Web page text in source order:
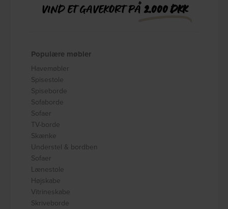
VIND ET GAVEKORT PÅ2.000 DKK
Populære møbler
Havemøbler
Spisestole
Spiseborde
Sofaborde
Sofaer
TV-borde
Skænke
Understel & bordben
Sofaer
Lænestole
Højskabe
Vitrineskabe
Skriveborde